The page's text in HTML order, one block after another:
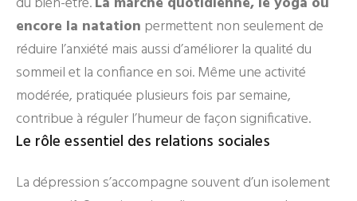
encore la natation permettent non seulement de
réduire l’anxiété mais aussi d’améliorer la qualité du
sommeil et la confiance en soi. Même une activité
modérée, pratiquée plusieurs fois par semaine,
contribue à réguler l’humeur de façon significative.
Le rôle essentiel des relations sociales
La dépression s’accompagne souvent d’un isolement